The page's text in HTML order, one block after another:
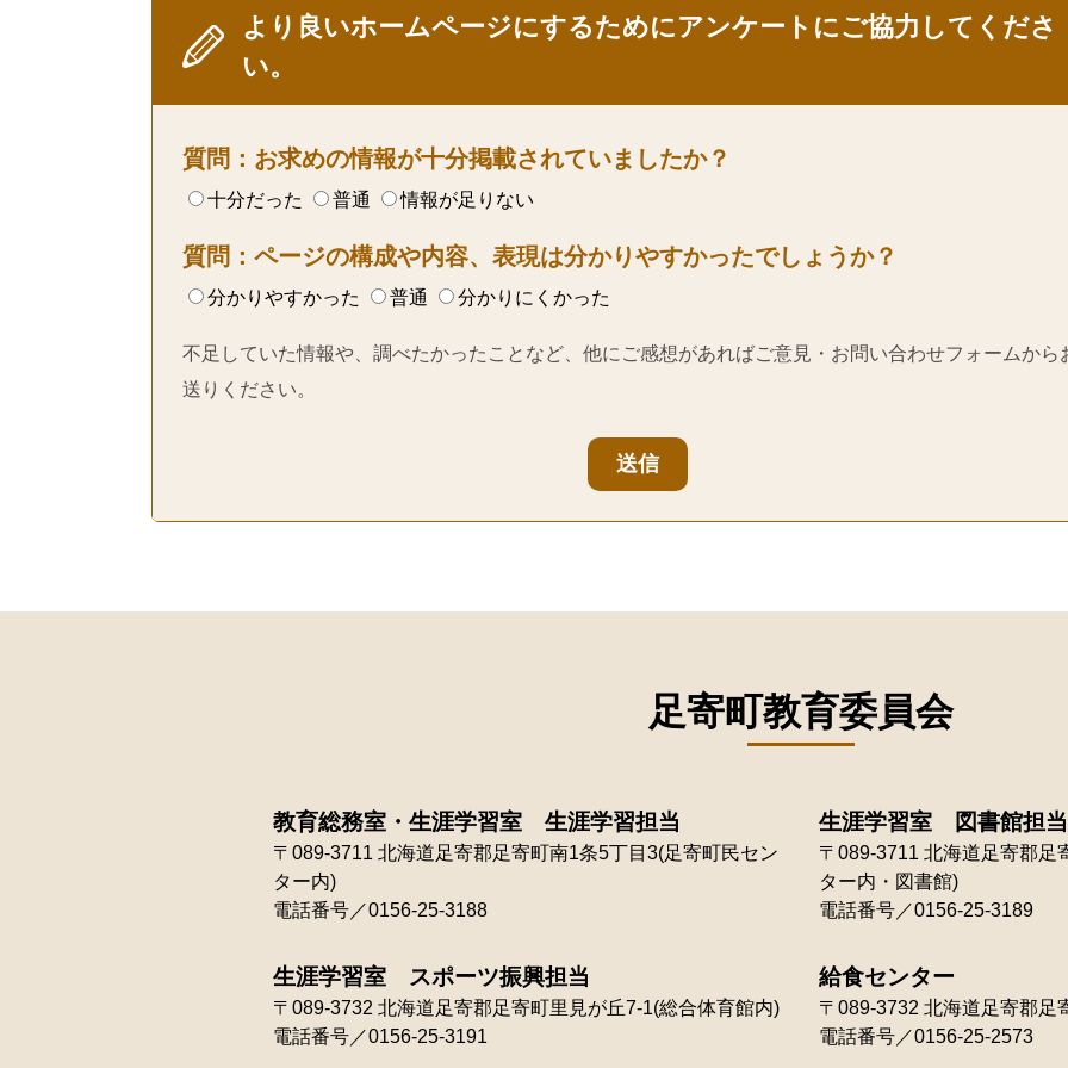
より良いホームページにするためにアンケートにご協力してくださ
い。
質問：お求めの情報が十分掲載されていましたか？
十分だった 普通 情報が足りない
質問：ページの構成や内容、表現は分かりやすかったでしょうか？
分かりやすかった 普通 分かりにくかった
不足していた情報や、調べたかったことなど、他にご感想があればご意見・お問い合わせフォームから
送りください。
送信
足寄町教育委員会
教育総務室・生涯学習室 生涯学習担当
〒089-3711 北海道足寄郡足寄町南1条5丁目3(足寄町民セン
ター内)
電話番号／0156-25-3188
生涯学習室 図書館担当
〒089-3711 北海道足寄郡足
ター内・図書館)
電話番号／0156-25-3189
生涯学習室 スポーツ振興担当
〒089-3732 北海道足寄郡足寄町里見が丘7-1(総合体育館内)
電話番号／0156-25-3191
給食センター
〒089-3732 北海道足寄郡足
電話番号／0156-25-2573